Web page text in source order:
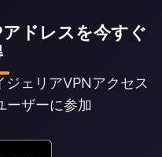
ドレスを今すぐ
ェリアVPNアクセス
ーザーに参加